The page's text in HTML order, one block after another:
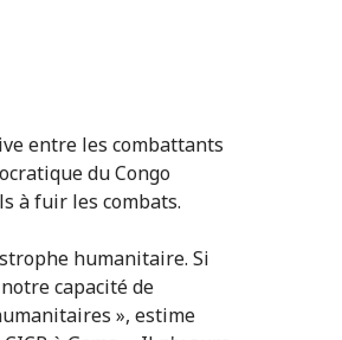
entre les combattants
du Congo
à fuir les combats.
humanitaire. Si
capacité de
», estime